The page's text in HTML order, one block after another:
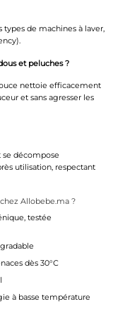
types de machines à laver,
et peluches ?
nettoie efficacement
et sans agresser les
se décompose
utilisation, respectant
Allobebe.ma ?
testée
dès 30°C
à basse température